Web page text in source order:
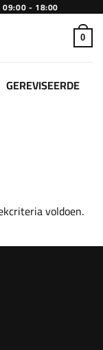
09:00 - 18:00
0
GEREVISEERDE
voldoen.